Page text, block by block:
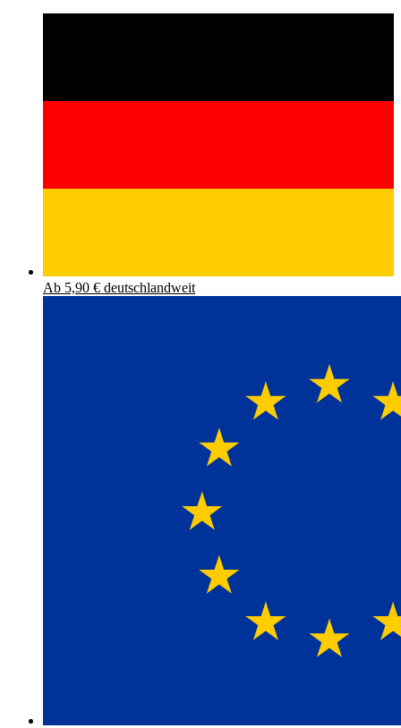
Ab 5,90 € deutschlandweit